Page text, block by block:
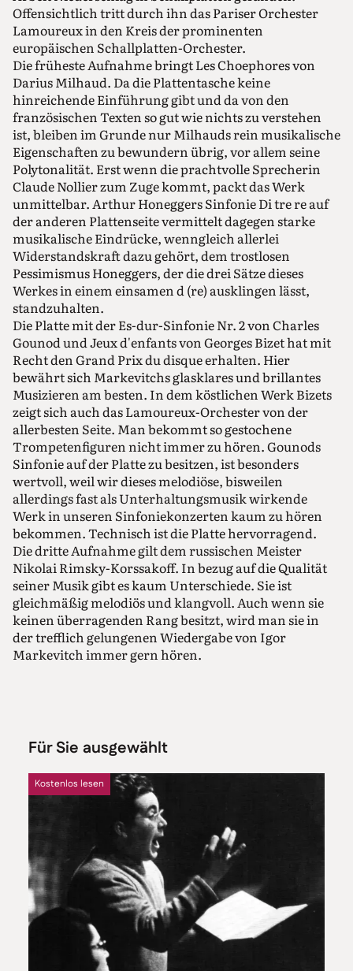
Offensichtlich tritt durch ihn das Pariser Orchester
Lamoureux in den Kreis der prominenten
europäischen Schallplatten-Orchester.
Die früheste Aufnahme bringt Les Choephores von
Darius Milhaud. Da die Plattentasche keine
hinreichende Einführung gibt und da von den
französischen Texten so gut wie nichts zu verstehen
ist, bleiben im Grunde nur Milhauds rein musikalische
Eigenschaften zu bewundern übrig, vor allem seine
Polytonalität. Erst wenn die prachtvolle Sprecherin
Claude Nollier zum Zuge kommt, packt das Werk
unmittelbar. Arthur Honeggers Sinfonie Di tre re auf
der anderen Plattenseite vermittelt dagegen starke
musikalische Eindrücke, wenngleich allerlei
Widerstandskraft dazu gehört, dem trostlosen
Pessimismus Honeggers, der die drei Sätze dieses
Werkes in einem einsamen d (re) ausklingen lässt,
standzuhalten.
Die Platte mit der Es-dur-Sinfonie Nr. 2 von Charles
Gounod und Jeux d'enfants von Georges Bizet hat mit
Recht den Grand Prix du disque erhalten. Hier
bewährt sich Markevitchs glasklares und brillantes
Musizieren am besten. In dem köstlichen Werk Bizets
zeigt sich auch das Lamoureux-Orchester von der
allerbesten Seite. Man bekommt so gestochene
Trompetenfiguren nicht immer zu hören. Gounods
Sinfonie auf der Platte zu besitzen, ist besonders
wertvoll, weil wir dieses melodiöse, bisweilen
allerdings fast als Unterhaltungsmusik wirkende
Werk in unseren Sinfoniekonzerten kaum zu hören
bekommen. Technisch ist die Platte hervorragend.
Die dritte Aufnahme gilt dem russischen Meister
Nikolai Rimsky-Korssakoff. In bezug auf die Qualität
seiner Musik gibt es kaum Unterschiede. Sie ist
gleichmäßig melodiös und klangvoll. Auch wenn sie
keinen überragenden Rang besitzt, wird man sie in
der trefflich gelungenen Wiedergabe von Igor
Markevitch immer gern hören.
Für Sie ausgewählt
Kostenlos lesen